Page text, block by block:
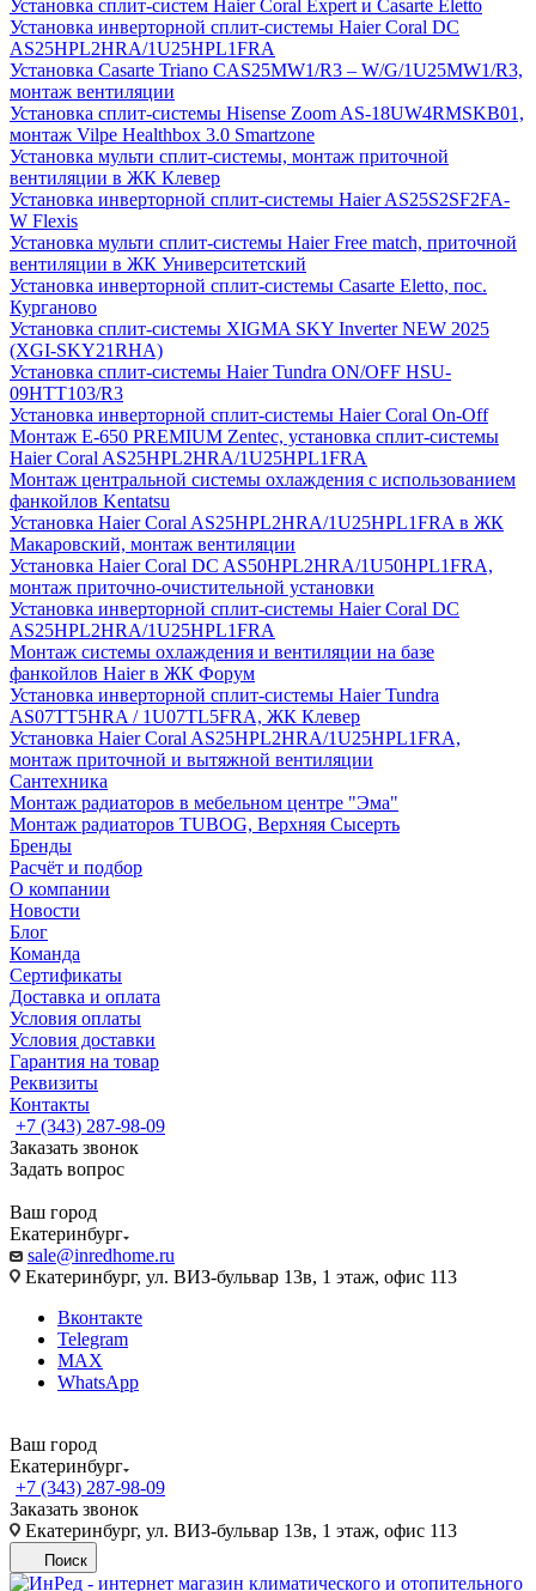
Установка сплит-систем Haier Coral Expert и Casarte Eletto
Установка инверторной сплит-системы Haier Coral DC
AS25HPL2HRA/1U25HPL1FRA
Установка Casarte Triano CAS25MW1/R3 – W/G/1U25MW1/R3,
монтаж вентиляции
Установка сплит-системы Hisense Zoom AS-18UW4RMSKB01,
монтаж Vilpe Healthbox 3.0 Smartzone
Установка мульти сплит-системы, монтаж приточной
вентиляции в ЖК Клевер
Установка инверторной сплит-системы Haier AS25S2SF2FA-
W Flexis
Установка мульти сплит-системы Haier Free match, приточной
вентиляции в ЖК Университетский
Установка инверторной сплит-системы Casarte Eletto, пос.
Курганово
Установка сплит-системы XIGMA SKY Inverter NEW 2025
(XGI-SKY21RHA)
Установка сплит-системы Haier Tundra ON/OFF HSU-
09HTT103/R3
Установка инверторной сплит-системы Haier Coral On-Off
Монтаж E-650 PREMIUM Zentec, установка сплит-системы
Haier Coral AS25HPL2HRA/1U25HPL1FRA
Монтаж центральной системы охлаждения с использованием
фанкойлов Kentatsu
Установка Haier Coral AS25HPL2HRA/1U25HPL1FRA в ЖК
Макаровский, монтаж вентиляции
Установка Haier Coral DC AS50HPL2HRA/1U50HPL1FRA,
монтаж приточно-очистительной установки
Установка инверторной сплит-системы Haier Coral DC
AS25HPL2HRA/1U25HPL1FRA
Монтаж системы охлаждения и вентиляции на базе
фанкойлов Haier в ЖК Форум
Установка инверторной сплит-системы Haier Tundra
AS07TT5HRA / 1U07TL5FRA, ЖК Клевер
Установка Haier Coral AS25HPL2HRA/1U25HPL1FRA,
монтаж приточной и вытяжной вентиляции
Сантехника
Монтаж радиаторов в мебельном центре "Эма"
Монтаж радиаторов TUBOG, Верхняя Сысерть
Бренды
Расчёт и подбор
О компании
Новости
Блог
Команда
Сертификаты
Доставка и оплата
Условия оплаты
Условия доставки
Гарантия на товар
Реквизиты
Контакты
+7 (343) 287-98-09
Заказать звонок
Задать вопрос
Ваш город
Екатеринбург
sale@inredhome.ru
Екатеринбург, ул. ВИЗ-бульвар 13в, 1 этаж, офис 113
Вконтакте
Telegram
MAX
WhatsApp
Ваш город
Екатеринбург
+7 (343) 287-98-09
Заказать звонок
Екатеринбург, ул. ВИЗ-бульвар 13в, 1 этаж, офис 113
Поиск